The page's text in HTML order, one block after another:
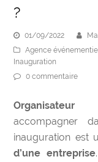
?
01/09/2022
Agence
Inauguration
0 commentaire
Organisateur
accompagner
inauguration est
d’une entreprise